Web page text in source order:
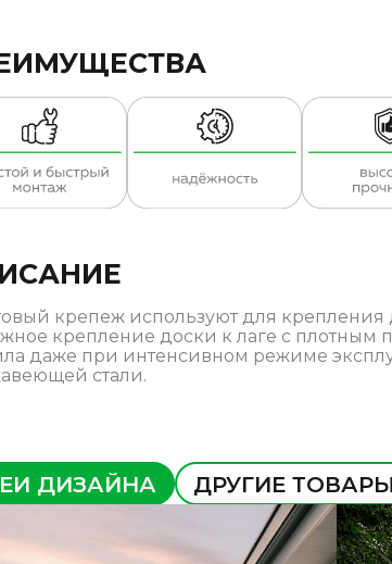
крепеж используют для крепления
крепление доски к лаге с плотным
даже при интенсивном режиме
стали.
ДИЗАЙНА ДРУГИЕ ТОВАРЫ